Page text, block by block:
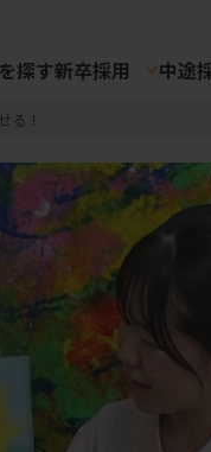
探す新卒採用 中途
る！